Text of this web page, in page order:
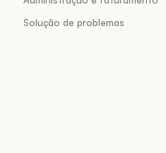
Solução de problemas